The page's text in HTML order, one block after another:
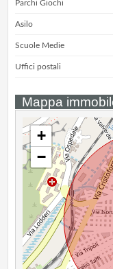
Parchi Giochi
Asilo
Scuole Medie
Uffici postali
Mappa
+
−